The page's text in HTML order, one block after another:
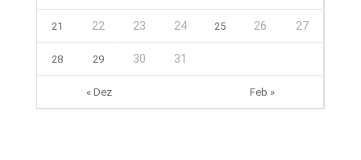
« Dez Feb »
21 22 23 24 25 26 27
28 29 30 31